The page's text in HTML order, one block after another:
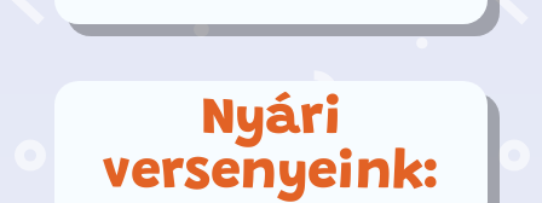
Nyári
versenyeink: